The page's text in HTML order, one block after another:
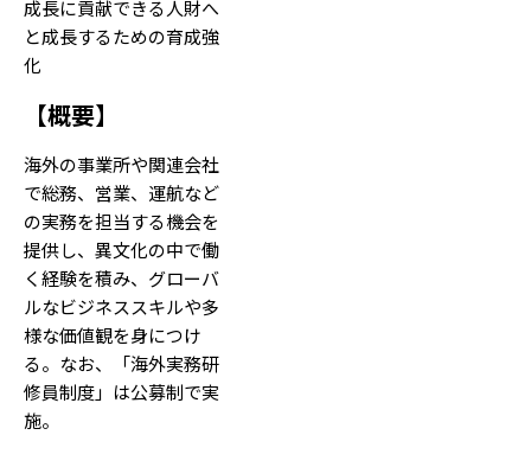
成長に貢献できる人財へ
と成長するための育成強
化
【概要】
海外の事業所や関連会社
で総務、営業、運航など
の実務を担当する機会を
提供し、異文化の中で働
く経験を積み、グローバ
ルなビジネススキルや多
様な価値観を身につけ
る。なお、「海外実務研
修員制度」は公募制で実
施。